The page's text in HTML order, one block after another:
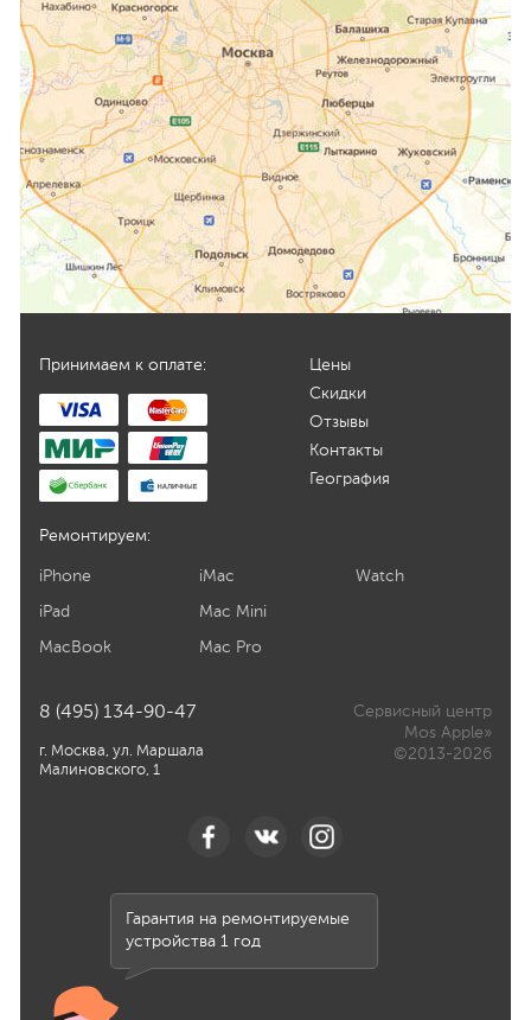
Принимаем к оплате:
Цены
Скидки
Отзывы
Контакты
География
Ремонтируем:
iPhone
iPad
MacBook
iMac
Mac Mini
Mac Pro
Watch
8 (495) 134-90-47
г. Москва, ул. Маршала
Малиновского, 1
Сервисный центр
Mos Apple»
©2013-2026
Гарантия на ремонтируемые
устройства 1 год